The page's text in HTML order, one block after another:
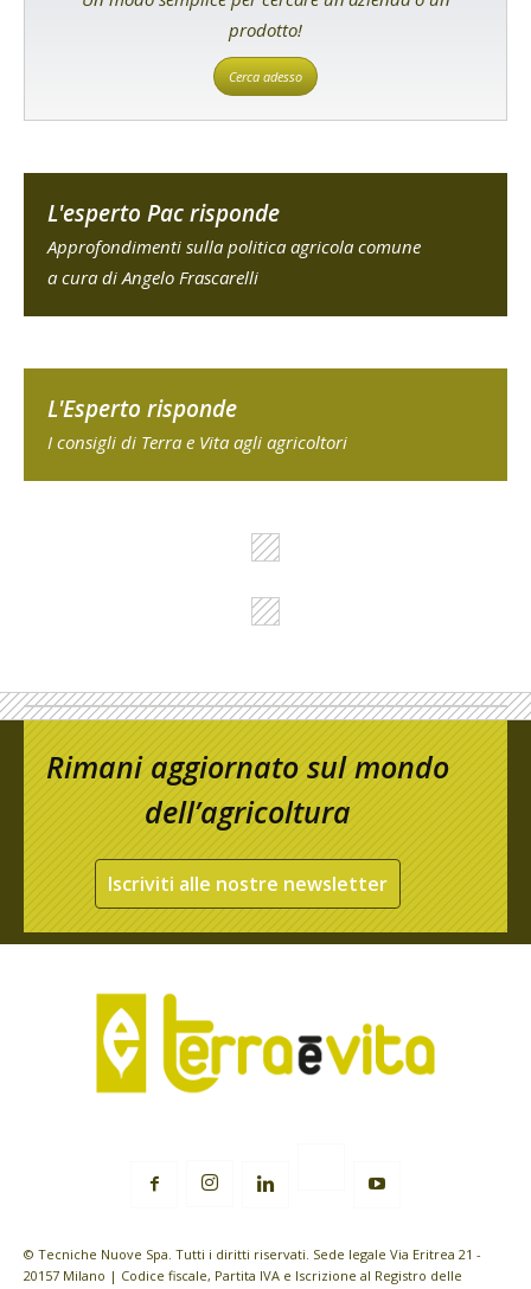
prodotto!
Cerca adesso
L'esperto Pac risponde
Approfondimenti sulla politica agricola comune
a cura di Angelo Frascarelli
L'Esperto risponde
I consigli di Terra e Vita agli agricoltori
Rimani aggiornato sul mondo
dell’agricoltura
Iscriviti alle nostre newsletter
© Tecniche Nuove Spa. Tutti i diritti riservati. Sede legale Via Eritrea 21 -
20157 Milano | Codice fiscale, Partita IVA e Iscrizione al Registro delle